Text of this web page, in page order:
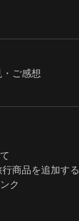
ご感想
商品を追加する
ク